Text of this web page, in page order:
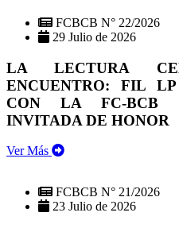
FCBCB N° 22/2026
29 Julio de 2026
LA LECTURA
ENCUENTRO: FIL
CON LA FC-BCB
INVITADA DE HONOR
Ver Más
FCBCB N° 21/2026
23 Julio de 2026